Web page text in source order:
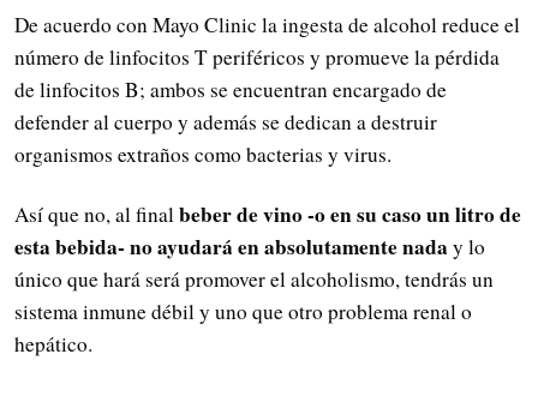
De acuerdo con Mayo Clinic la ingesta de alcohol reduce el
número de linfocitos T periféricos y promueve la pérdida
de linfocitos B; ambos se encuentran encargado de
defender al cuerpo y además se dedican a destruir
organismos extraños como bacterias y virus.
Así que no, al finalbeber de vino -o en su caso un litro de
esta bebida- no ayudará en absolutamente nada y lo
único que hará será promover el alcoholismo, tendrás un
sistema inmune débil y uno que otro problema renal o
hepático.